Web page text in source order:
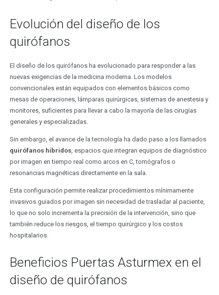
Evolución del diseño de los
quirófanos
El diseño de los quirófanos ha evolucionado para responder a las
nuevas exigencias de la medicina moderna. Los modelos
convencionales están equipados con elementos básicos como
mesas de operaciones, lámparas quirúrgicas, sistemas de anestesia y
monitores, suficientes para llevar a cabo la mayoría de las cirugías
generales y especializadas.
Sin embargo, el avance de la tecnología ha dado paso a los llamados
quirófanos híbridos, espacios que integran equipos de diagnóstico
por imagen en tiempo real como arcos en C, tomógrafos o
resonancias magnéticas directamente en la sala.
Esta configuración permite realizar procedimientos mínimamente
invasivos guiados por imagen sin necesidad de trasladar al paciente,
lo que no solo incrementa la precisión de la intervención, sino que
también reduce los riesgos, el tiempo quirúrgico y los costos
hospitalarios.
Beneficios Puertas Asturmex en el
diseño de quirófanos